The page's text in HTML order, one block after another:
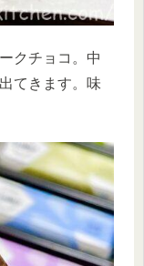
クチョコ。中
てきます。味